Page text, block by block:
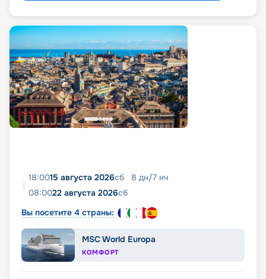
18:0015 августа 2026сб 8 дн/7 нч
08:0022 августа 2026сб
Вы посетите 4 страны:
MSC World Europa
КОМФОРТ